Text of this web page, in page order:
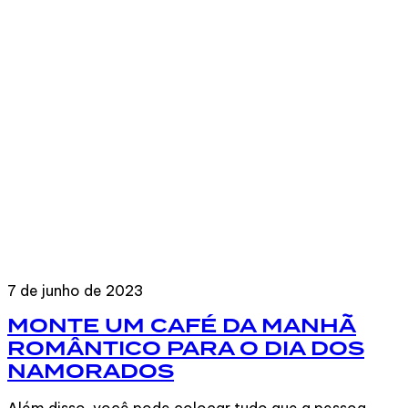
7 de junho de 2023
MONTE UM CAFÉ DA MANHÃ
ROMÂNTICO PARA O DIA DOS
NAMORADOS